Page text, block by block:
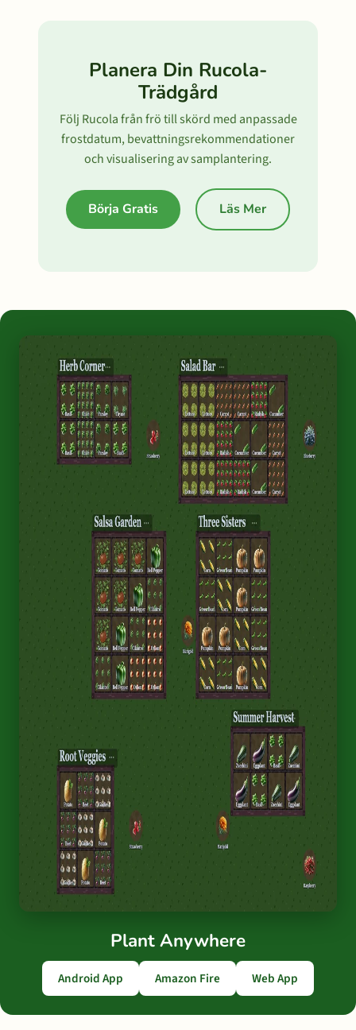
Planera Din Rucola-
Trädgård
Följ Rucola från frö till skörd med anpassade
frostdatum, bevattningsrekommendationer
och visualisering av samplantering.
Börja Gratis Läs Mer
Plant Anywhere
Android App Amazon Fire Web App